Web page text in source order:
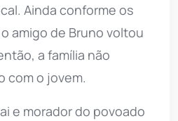
Ainda conforme os
amigo de Bruno voltou
a família não
com o jovem.
e morador do povoado